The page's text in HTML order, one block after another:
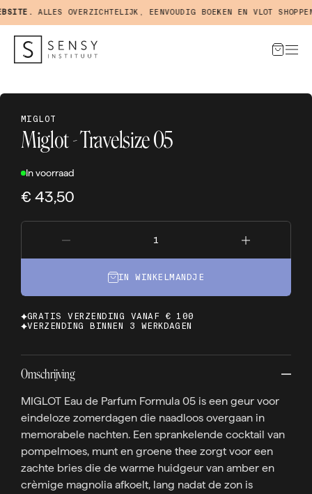
ALLES OVERZICHTELIJK, EENVOUDIG BOEKEN EN VLOT SHOPPEN
MIGLOT
Miglot - Travelsize 05
In voorraad
€ 43,50
IN WINKELMANDJE
GRATIS VERZENDING VANAF € 100
VERZENDING BINNEN 3 WERKDAGEN
Omschrijving
MIGLOT Eau de Parfum Formula 05 is een geur voor
eindeloze zomerdagen die naadloos overgaan in
memorabele nachten. Een sprankelende cocktail van
pompelmoes, munt en groene thee zorgt voor een
zachte bries die de warme huidgeur van amber en
crèmige magnolia afkoelt, lang nadat de zon is